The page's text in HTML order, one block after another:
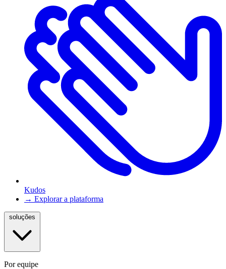
Kudos
→ Explorar a plataforma
Por equipe